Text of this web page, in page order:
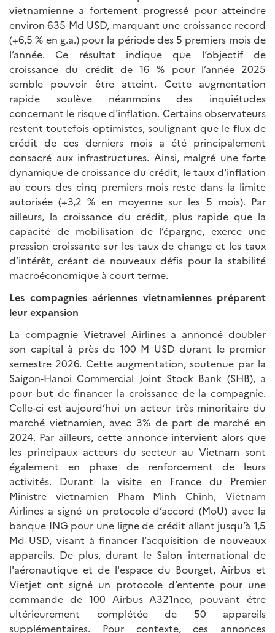
vietnamienne a fortement progressé pour atteindre
environ 635 Md USD, marquant une croissance record
(+6,5 % en g.a.) pour la période des 5 premiers mois de
l’année. Ce résultat indique que l’objectif de
croissance du crédit de 16 % pour l’année 2025
semble pouvoir être atteint. Cette augmentation
rapide soulève néanmoins des inquiétudes
concernant le risque d'inflation. Certains observateurs
restent toutefois optimistes, soulignant que le flux de
crédit de ces derniers mois a été principalement
consacré aux infrastructures. Ainsi, malgré une forte
dynamique de croissance du crédit, le taux d'inflation
au cours des cinq premiers mois reste dans la limite
autorisée (+3,2 % en moyenne sur les 5 mois). Par
ailleurs, la croissance du crédit, plus rapide que la
capacité de mobilisation de l’épargne, exerce une
pression croissante sur les taux de change et les taux
d’intérêt, créant de nouveaux défis pour la stabilité
macroéconomique à court terme.
Les compagnies aériennes vietnamiennes préparent
leur expansion
La compagnie Vietravel Airlines a annoncé doubler
son capital à près de 100 M USD durant le premier
semestre 2026. Cette augmentation, soutenue par la
Saigon-Hanoi Commercial Joint Stock Bank (SHB), a
pour but de financer la croissance de la compagnie.
Celle-ci est aujourd’hui un acteur très minoritaire du
marché vietnamien, avec 3% de part de marché en
2024. Par ailleurs, cette annonce intervient alors que
les principaux acteurs du secteur au Vietnam sont
également en phase de renforcement de leurs
activités. Durant la visite en France du Premier
Ministre vietnamien Pham Minh Chinh, Vietnam
Airlines a signé un protocole d’accord (MoU) avec la
banque ING pour une ligne de crédit allant jusqu’à 1,5
Md USD, visant à financer l’acquisition de nouveaux
appareils. De plus, durant le Salon international de
l'aéronautique et de l'espace du Bourget, Airbus et
Vietjet ont signé un protocole d’entente pour une
commande de 100 Airbus A321neo, pouvant être
ultérieurement complétée de 50 appareils
supplémentaires. Pour contexte, ces annonces